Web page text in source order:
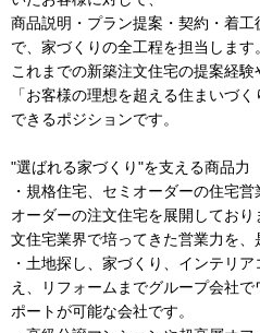
商品説明・プラン提案・契約・着
で、家づくりの全工程を担当します。
これまでの新築注文住宅の提案経験
「お客様の理想を超える住まいづ
できるポジションです。
"選ばれる家づくり"を支える商品力
・規格住宅、セミオーダーの住宅
オーダーの注文住宅を展開しており
文住宅業界で培ってきた営業力を、
・土地探し、家づくり、インテリ
え、リフォームまでグループ会社
ポートが可能な会社です。